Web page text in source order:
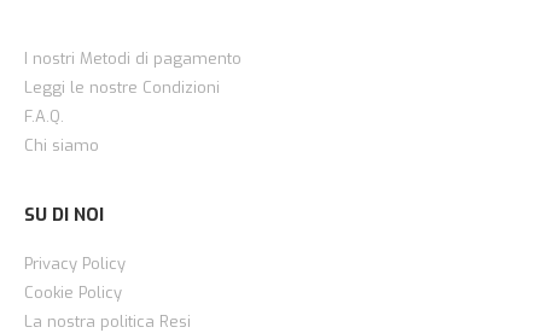
I nostri Metodi di pagamento
Leggi le nostre Condizioni
F.A.Q.
Chi siamo
SU DI NOI
Privacy Policy
Cookie Policy
La nostra politica Resi